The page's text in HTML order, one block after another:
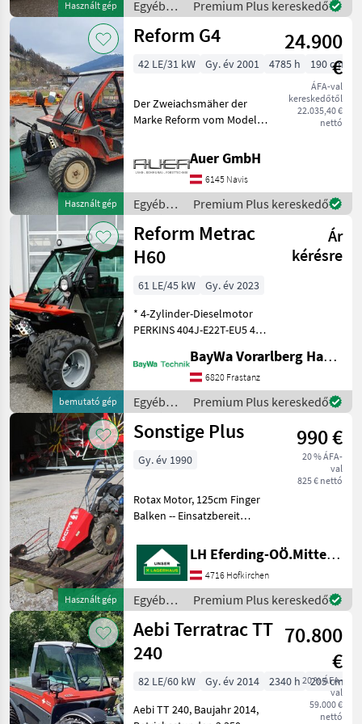
Használt gép
Egyéb
mezőgazdasági
erőgépek
Premium Plus kereskedő
Használt gép
Reform G4
24.900
€
ÁFA-val
kereskedőtől
22.035,40 €
nettó
42 LE/31 kW Gy. év 2001 4785 h 190 cm
Der Zweiachsmäher der
Marke Reform vom Modell
ist Baujahr 2001 mit 4785
Betriebsstunden. Mit einer
Breite von 190cm bietet er
eine effizien
Auer GmbH
6145 Navis
Egyéb
mezőgazdasági
erőgépek
/ Reform
Premium Plus kereskedő
bemutató gép
Reform Metrac
H60
Ár
kérésre
61 LE/45 kW
Gy. év 2023
* 4-Zylinder-Dieselmotor
PERKINS 404J-E22T-EU5 45
mit Turboaufladung und
Common Rail
Direkteinspritzung, *
Dieselpartikelfilter
BayWa Vorarlberg HandelsGmbH BayWa Technik
6820 Frastanz
Egyéb
mezőgazdasági
erőgépek
Premium Plus kereskedő
Használt gép
Sonstige Plus 990 €
20 % ÁFA-
val
825 € nettó
Gy. év 1990
Rotax Motor, 125cm Finger
Balken -- Einsatzbereit
erőgépek Kéttengelyes
kaszálógép
LH Eferding-OÖ.Mitte, Landtechnik Hofkirchen
4716 Hofkirchen
Egyéb
mezőgazdasági
erőgépek
/
Sonstige
Premium Plus kereskedő
Aebi Terratrac TT
240
70.800
€
20 % ÁFA-
val
59.000 €
nettó
82 LE/60 kW Gy. év 2014 2340 h
205 cm
Aebi TT 240, Baujahr 2014,